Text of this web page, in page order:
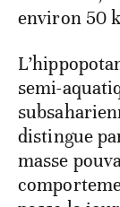
environ 50
semi-
distingue
masse